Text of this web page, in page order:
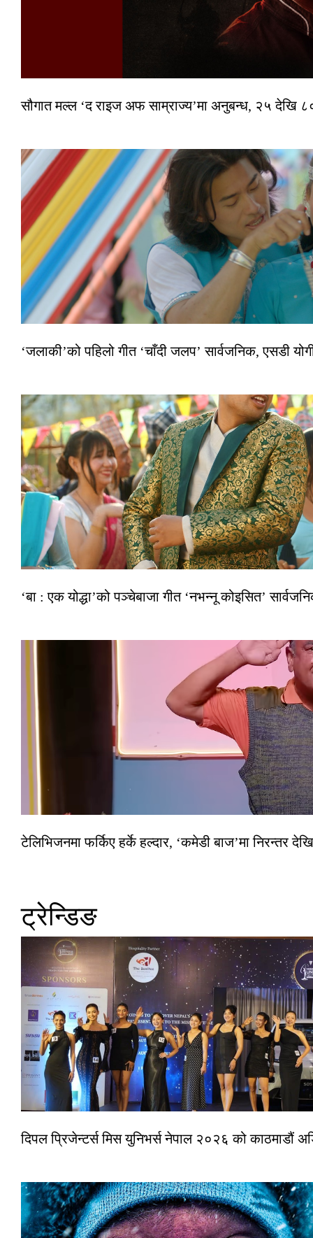
सौगात मल्ल ‘द राइज अफ साम्राज्य’मा अनुबन्ध, २५ देखि
‘जलाकी’को पहिलो गीत ‘चाँदी जलप’ सार्वजनिक, एसडी
‘बा : एक योद्धा’को पञ्चेबाजा गीत ‘नभन्नू कोइसित’
टेलिभिजनमा फर्किए हर्के हल्दार, ‘कमेडी बाज’मा निरन्तर
ट्रेन्डिङ
दिपल प्रिजेन्टर्स मिस युनिभर्स नेपाल २०२६ को काठमाडौं